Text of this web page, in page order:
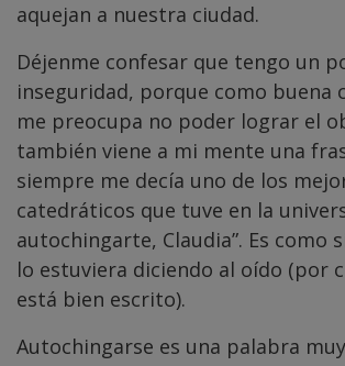
aquejan a nuestra ciudad.
Déjenme confesar que tengo un
inseguridad, porque como buena
me preocupa no poder lograr el
también viene a mi mente una
siempre me decía uno de los
catedráticos que tuve en la
autochingarte, Claudia”. Es como
lo estuviera diciendo al oído (por
está bien escrito).
Autochingarse es una palabra